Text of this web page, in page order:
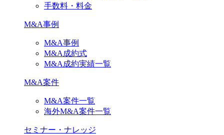
手数料・料金
M&A事例
M&A事例
M&A成約式
M&A成約実績一覧
M&A案件
M&A案件一覧
海外M&A案件一覧
セミナー・ナレッジ